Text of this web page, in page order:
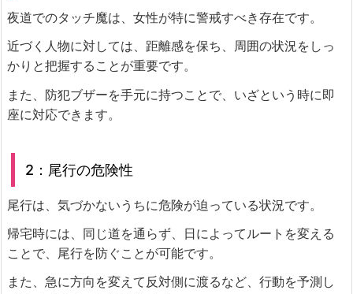
夜道でのタッチ魔は、女性が特に警戒すべき存在です。
近づく人物に対しては、距離感を保ち、周囲の状況をしっ
かりと把握することが重要です。
また、防犯ブザーを手元に持つことで、いざという時に即
座に対応できます。
2：尾行の危険性
尾行は、気づかないうちに危険が迫っている状況です。
帰宅時には、同じ道を通らず、日によってルートを変える
ことで、尾行を防ぐことが可能です。
また、急に方向を変えて反対側に渡るなど、行動を予測し